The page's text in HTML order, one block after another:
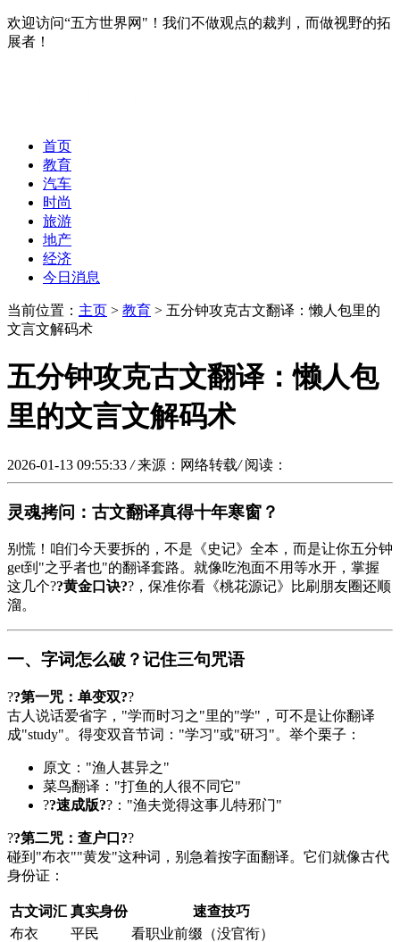
欢迎访问“五方世界网"！我们不做观点的裁判，而做视野的拓
展者！
首页
教育
汽车
时尚
旅游
地产
经济
今日消息
当前位置： 主页 > 教育 > 五分钟攻克古文翻译：懒人包里的
文言文解码术
五分钟攻克古文翻译：懒人包
里的文言文解码术
2026-01-13 09:55:33 / 来源：网络转载/ 阅读：
灵魂拷问：古文翻译真得十年寒窗？
别慌！咱们今天要拆的，不是《史记》全本，而是让你五分钟
get到"之乎者也"的翻译套路。就像吃泡面不用等水开，掌握
这几个??黄金口诀??，保准你看《桃花源记》比刷朋友圈还顺
溜。
一、字词怎么破？记住三句咒语
??第一咒：单变双??
古人说话爱省字，"学而时习之"里的"学"，可不是让你翻译
成"study"。得变双音节词："学习"或"研习"。举个栗子：
原文："渔人甚异之"
菜鸟翻译："打鱼的人很不同它"
??速成版??："渔夫觉得这事儿特邪门"
??第二咒：查户口??
碰到"布衣""黄发"这种词，别急着按字面翻译。它们就像古代
身份证：
古文词汇 真实身份
速查技巧
布衣
平民
看职业前缀（没官衔）